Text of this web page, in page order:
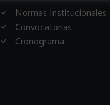
Normas Institucionales
Convocatorias
Cronograma